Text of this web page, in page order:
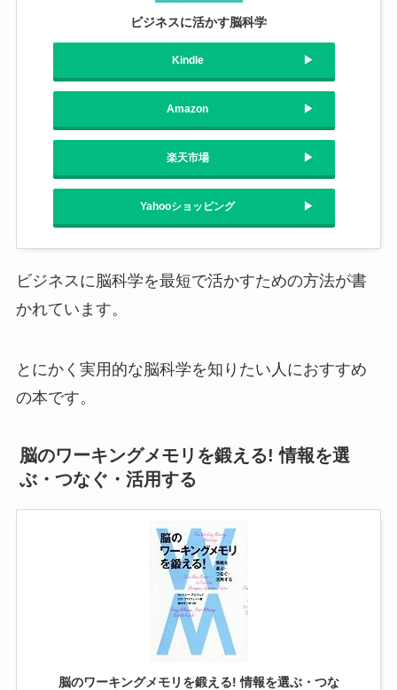
ビジネスに活かす脳科学
Kindle
Amazon
楽天市場
Yahooショッピング
ビジネスに脳科学を最短で活かすための方法が書
かれています。
とにかく実用的な脳科学を知りたい人におすすめ
の本です。
脳のワーキングメモリを鍛える! 情報を選
ぶ・つなぐ・活用する
脳のワーキングメモリを鍛える! 情報を選ぶ・つな